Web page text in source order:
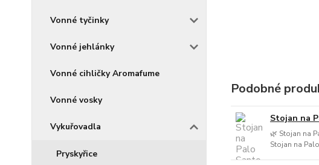
Vonné tyčinky
Vonné jehlánky
Vonné cihličky Aromafume
Vonné vosky
Vykuřovadla
Pryskyřice
Podobné
Stojan na
🌿 Stojan na
Stojan na